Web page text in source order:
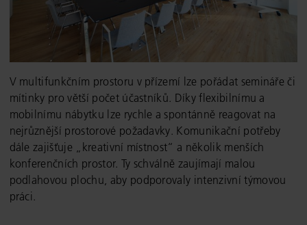
V multifunkčním prostoru v přízemí lze pořádat semináře či
mítinky pro větší počet účastníků. Díky flexibilnímu a
mobilnímu nábytku lze rychle a spontánně reagovat na
nejrůznější prostorové požadavky. Komunikační potřeby
dále zajišťuje „kreativní místnost“ a několik menších
konferenčních prostor. Ty schválně zaujímají malou
podlahovou plochu, aby podporovaly intenzivní týmovou
práci.